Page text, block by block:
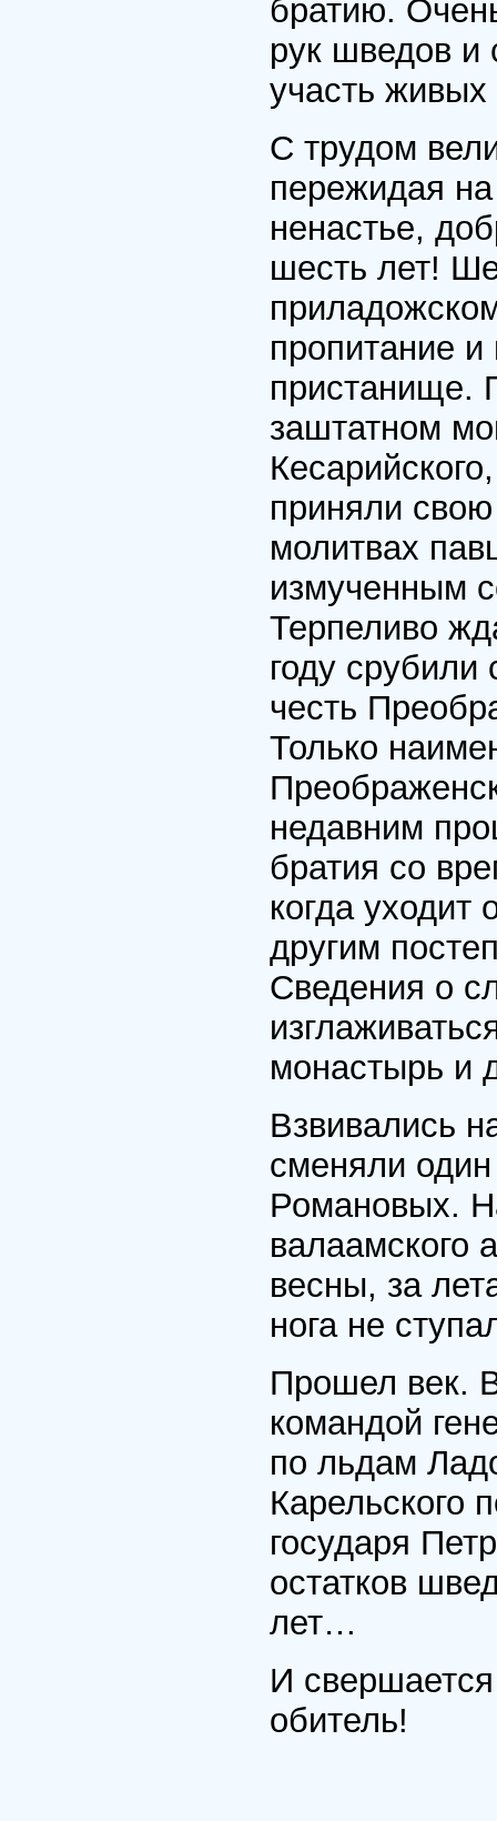
братию.
рук шведов и
участь
С трудом
пережидая
ненастье,
шесть лет!
пропитание
пристанище.
заштатном
приняли
молитвах
измученным
Терпеливо
году
честь
Только
недавним
братия со
когда уходит
другим
Сведения о
монастырь и
Взвивались
сменяли один
Романовых.
валаамского
весны, за
нога не
Прошел век.
командой
по льдам
Карельского
государя
остатков
лет…
И
обитель!